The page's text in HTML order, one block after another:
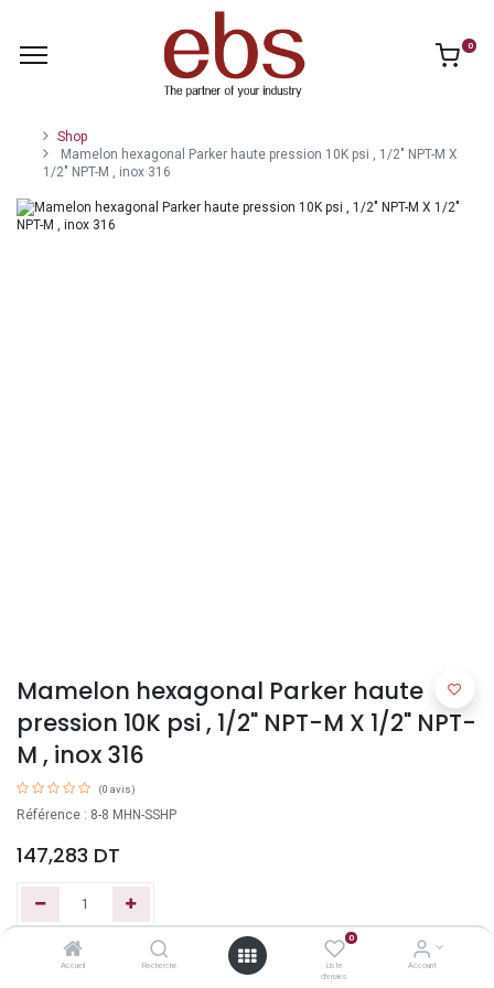
Accueil Recherche
0
Liste
d'envies
Account
0
Shop
Mamelon hexagonal Parker haute pression 10K psi , 1/2" NPT-M X
1/2" NPT-M , inox 316
Mamelon hexagonal Parker haute
pression 10K psi , 1/2" NPT-M X 1/2" NPT-
M , inox 316
(0 avis)
Référence : 8-8 MHN-SSHP
147,283 DT
Ajouter au panier